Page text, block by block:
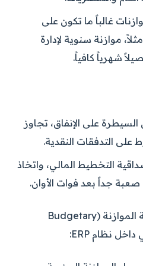
غالباً ما تكون على
موازنة سنوية لإدارة
شهرياً كافياً.
السيطرة على الإنفاق، تجاوز
على التدفقات النقدية.
التخطيط المالي، واتخاذ
جداً بعد فوات الأوان.
تفعيل رقابة الموازنة (Budgetary